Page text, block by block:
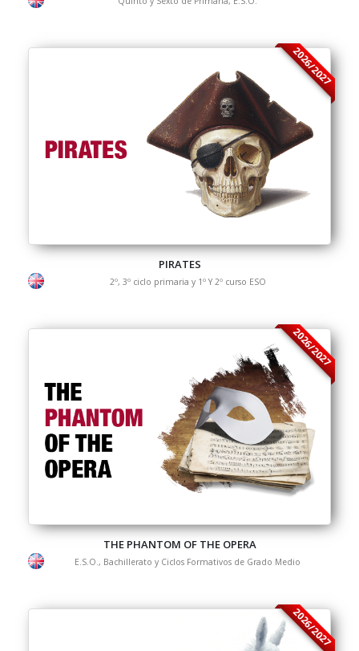
2026/2027
PIRATES
2º, 3º ciclo primaria y 1º Y 2º curso ESO
2026/2027
THE PHANTOM OF THE OPERA
E.S.O., Bachillerato y Ciclos Formativos de Grado Medio
2026/2027